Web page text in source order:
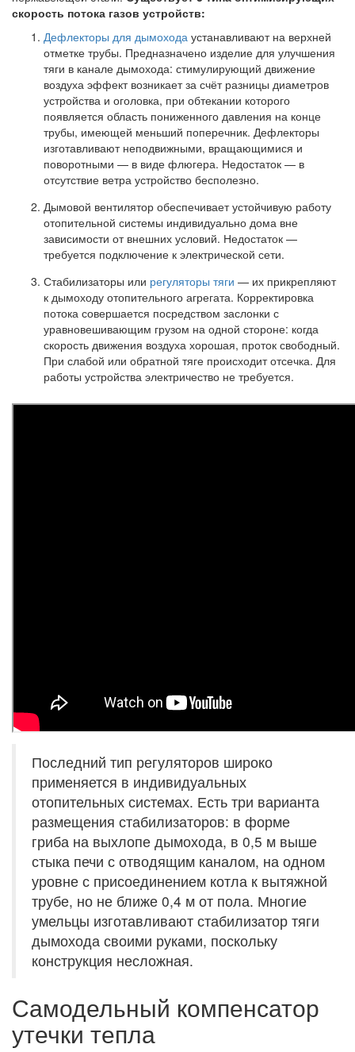
скорость потока газов устройств:
Дефлекторы для дымохода устанавливают на верхней
отметке трубы. Предназначено изделие для улучшения
тяги в канале дымохода: стимулирующий движение
воздуха эффект возникает за счёт разницы диаметров
устройства и оголовка, при обтекании которого
появляется область пониженного давления на конце
трубы, имеющей меньший поперечник. Дефлекторы
изготавливают неподвижными, вращающимися и
поворотными — в виде флюгера. Недостаток — в
отсутствие ветра устройство бесполезно.
Дымовой вентилятор обеспечивает устойчивую работу
отопительной системы индивидуально дома вне
зависимости от внешних условий. Недостаток —
требуется подключение к электрической сети.
Стабилизаторы или регуляторы тяги — их прикрепляют
к дымоходу отопительного агрегата. Корректировка
потока совершается посредством заслонки с
уравновешивающим грузом на одной стороне: когда
скорость движения воздуха хорошая, проток свободный.
При слабой или обратной тяге происходит отсечка. Для
работы устройства электричество не требуется.
Последний тип регуляторов широко
применяется в индивидуальных
отопительных системах. Есть три варианта
размещения стабилизаторов: в форме
гриба на выхлопе дымохода, в 0,5 м выше
стыка печи с отводящим каналом, на одном
уровне с присоединением котла к вытяжной
трубе, но не ближе 0,4 м от пола. Многие
умельцы изготавливают стабилизатор тяги
дымохода своими руками, поскольку
конструкция несложная.
Самодельный компенсатор
утечки тепла